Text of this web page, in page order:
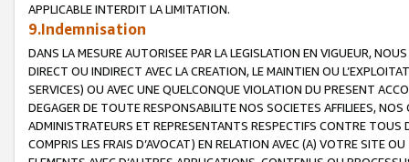
APPLICABLE INTERDIT LA LIMITATION.
9.Indemnisation
DANS LA MESURE AUTORISEE PAR LA LEGISLATION EN VIGUEUR,
DIRECT OU INDIRECT AVEC LA CREATION, LE MAINTIEN OU
SERVICES) OU AVEC UNE QUELCONQUE VIOLATION DU PRESENT
DEGAGER DE TOUTE RESPONSABILITE NOS SOCIETES AFFILIEES,
ADMINISTRATEURS ET REPRESENTANTS RESPECTIFS CONTRE
COMPRIS LES FRAIS D’AVOCAT) EN RELATION AVEC (A) VOTRE SITE